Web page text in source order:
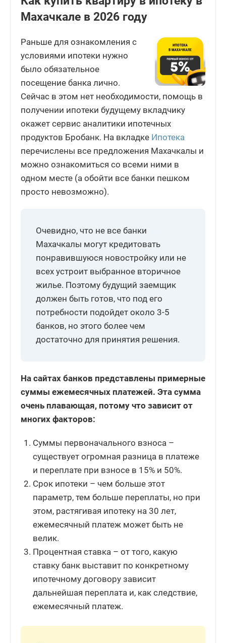
Махачкале в 2026 году
Раньше для ознакомления с
условиями ипотеки нужно
было обязательное
посещение банка лично.
Сейчас в этом нет необходимости, помощь в
получении ипотеки будущему вкладчику
окажет сервис аналитики ипотечных
продуктов Бробанк. На вкладке Ипотека
перечислены все предложения Махачкалы и
можно ознакомиться со всеми ними в
одном месте (а обойти все банки пешком
просто невозможно).
Очевидно, что не все банки
Махачкалы могут кредитовать
понравившуюся новостройку или не
всех устроит выбранное вторичное
жилье. Поэтому будущий заемщик
должен быть готов, что под его
потребности подойдет около 3-5
банков, но этого более чем
достаточно для принятия решения.
На сайтах банков представлены примерные
суммы ежемесячных платежей. Эта сумма
очень плавающая, потому что зависит от
многих факторов:
Суммы первоначального взноса –
существует огромная разница в платеже
и переплате при взносе в 15% и 50%.
Срок ипотеки – чем больше этот
параметр, тем больше переплаты, но при
этом, растягивая ипотеку на 30 лет,
ежемесячный платеж может быть не
велик.
Процентная ставка – от того, какую
ставку банк выставит по конкретному
ипотечному договору зависит
дальнейшая переплата и, как следствие,
ежемесячный платеж.